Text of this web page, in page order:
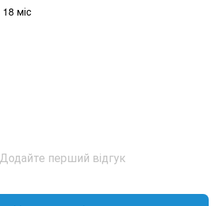
18 міс
Додайте перший відгук